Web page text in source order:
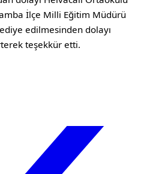
İlçe Milli Eğitim Müdürü
edilmesinden dolayı
teşekkür etti.